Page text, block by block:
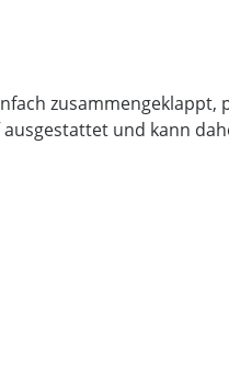
zusammengeklappt,
und kann